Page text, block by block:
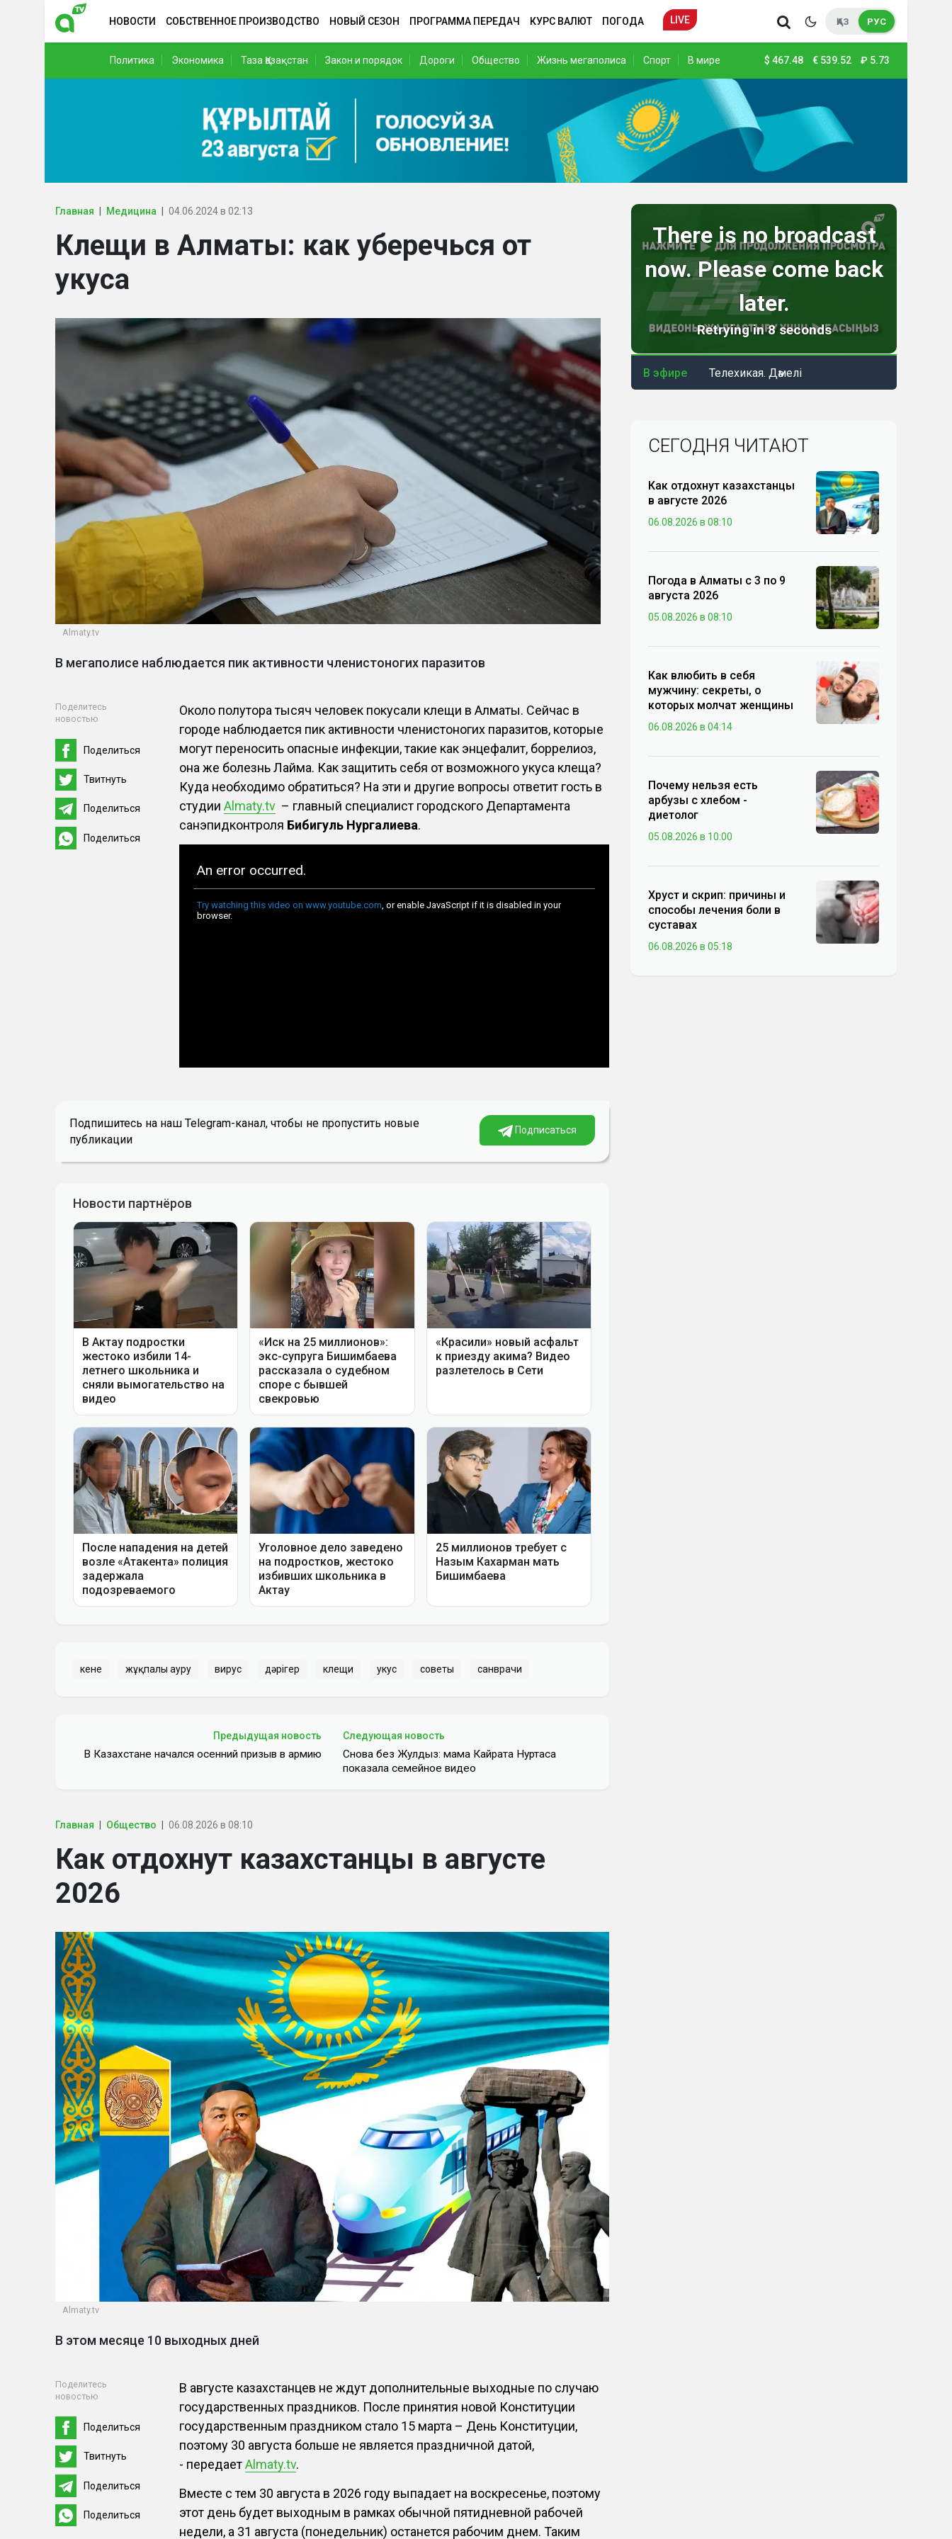
НОВОСТИ СОБСТВЕННОЕ ПРОИЗВОДСТВО НОВЫЙ СЕЗОН ПРОГРАММА ПЕРЕДАЧ КУРС ВАЛЮТ ПОГОДА LIVE ҚАЗ РУС
Политика Экономика Таза Қазақстан Закон и порядок Дороги Общество Жизнь мегаполиса Спорт В мире $ 467.48 € 539.52 ₽ 5.73
Главная Медицина 04.06.2024 в 02:13
Клещи в Алматы: как уберечься от
укуса
Almaty.tv
В мегаполисе наблюдается пик активности членистоногих паразитов
Поделитесь
новостью
Поделиться
Твитнуть
Поделиться
Поделиться
Около полутора тысяч человек покусали клещи в Алматы. Сейчас в
городе наблюдается пик активности членистоногих паразитов, которые
могут переносить опасные инфекции, такие как энцефалит, боррелиоз,
она же болезнь Лайма. Как защитить себя от возможного укуса клеща?
Куда необходимо обратиться? На эти и другие вопросы ответит гость в
студииAlmaty.tv – главный специалист городского Департамента
санэпидконтроля Бибигуль Нургалиева.
Подпишитесь на наш Telegram-канал, чтобы не пропустить новые
публикации
Подписаться
кене жұқпалы ауру вирус дәрігер клещи укус советы санврачи
Предыдущая новость
В Казахстане начался осенний призыв в армию
Следующая новость
Снова без Жулдыз: мама Кайрата Нуртаса
показала семейное видео
Главная Общество 06.08.2026 в 08:10
Как отдохнут казахстанцы в августе
2026
Almaty.tv
В этом месяце 10 выходных дней
Поделитесь
новостью
Поделиться
Твитнуть
Поделиться
Поделиться
В августе казахстанцев не ждут дополнительные выходные по случаю
государственных праздников. После принятия новой Конституции
государственным праздником стало 15 марта – День Конституции,
поэтому 30 августа больше не является праздничной датой,
- передаетAlmaty.tv.
Вместе с тем 30 августа в 2026 году выпадает на воскресенье, поэтому
этот день будет выходным в рамках обычной пятидневной рабочей
недели, а 31 августа (понедельник) останется рабочим днем. Таким
В эфире Телехикая. Дәмелі
СЕГОДНЯ ЧИТАЮТ
Как отдохнут казахстанцы
в августе 2026
06.08.2026 в 08:10
Погода в Алматы с 3 по 9
августа 2026
05.08.2026 в 08:10
Как влюбить в себя
мужчину: секреты, о
которых молчат женщины
06.08.2026 в 04:14
Почему нельзя есть
арбузы с хлебом -
диетолог
05.08.2026 в 10:00
Хруст и скрип: причины и
способы лечения боли в
суставах
06.08.2026 в 05:18